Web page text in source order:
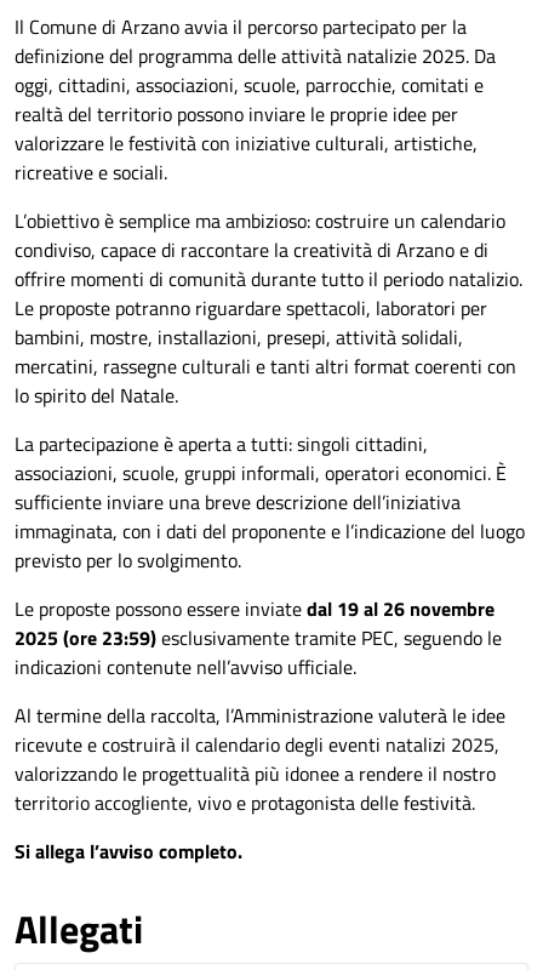
Il Comune di Arzano avvia il percorso partecipato per la
definizione del programma delle attività natalizie 2025. Da
oggi, cittadini, associazioni, scuole, parrocchie, comitati e
realtà del territorio possono inviare le proprie idee per
valorizzare le festività con iniziative culturali, artistiche,
ricreative e sociali.
L’obiettivo è semplice ma ambizioso: costruire un calendario
condiviso, capace di raccontare la creatività di Arzano e di
offrire momenti di comunità durante tutto il periodo natalizio.
Le proposte potranno riguardare spettacoli, laboratori per
bambini, mostre, installazioni, presepi, attività solidali,
mercatini, rassegne culturali e tanti altri format coerenti con
lo spirito del Natale.
La partecipazione è aperta a tutti: singoli cittadini,
associazioni, scuole, gruppi informali, operatori economici. È
sufficiente inviare una breve descrizione dell’iniziativa
immaginata, con i dati del proponente e l’indicazione del luogo
previsto per lo svolgimento.
Le proposte possono essere inviatedal 19 al 26 novembre
2025 (ore 23:59)esclusivamente tramite PEC, seguendo le
indicazioni contenute nell’avviso ufficiale.
Al termine della raccolta, l’Amministrazione valuterà le idee
ricevute e costruirà il calendario degli eventi natalizi 2025,
valorizzando le progettualità più idonee a rendere il nostro
territorio accogliente, vivo e protagonista delle festività.
Si allega l’avviso completo.
Allegati